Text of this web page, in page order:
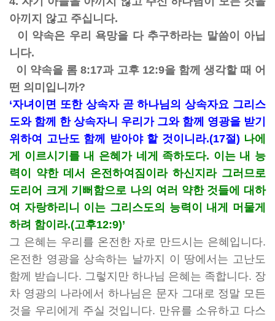
아끼지 않고 주십니다.
이 약속은 우리 욕망을 다 추구하라는 말씀이 아닙
니다.
이 약속을 롬 8:17과 고후 12:9을 함께 생각할 때 어
떤 의미입니까?
‘자녀이면 또한 상속자 곧 하나님의 상속자요 그리스
도와 함께 한 상속자니 우리가 그와 함께 영광을 받기
위하여 고난도 함께 받아야 할 것이니라.(17절) 나에
게 이르시기를 내 은혜가 네게 족하도다. 이는 내 능
력이 약한 데서 온전하여짐이라 하신지라 그러므로
도리어 크게 기뻐함으로 나의 여러 약한 것들에 대하
여 자랑하리니 이는 그리스도의 능력이 내게 머물게
하려 함이라.(고후12:9)’
그 은혜는 우리를 온전한 자로 만드시는 은혜입니다.
온전한 영광을 상속하는 날까지 이 땅에서는 고난도
함께 받습니다. 그렇지만 하나님 은혜는 족합니다. 장
차 영광의 나라에서 하나님은 문자 그대로 정말 모든
것을 우리에게 주실 것입니다. 만유를 소유하고 다스